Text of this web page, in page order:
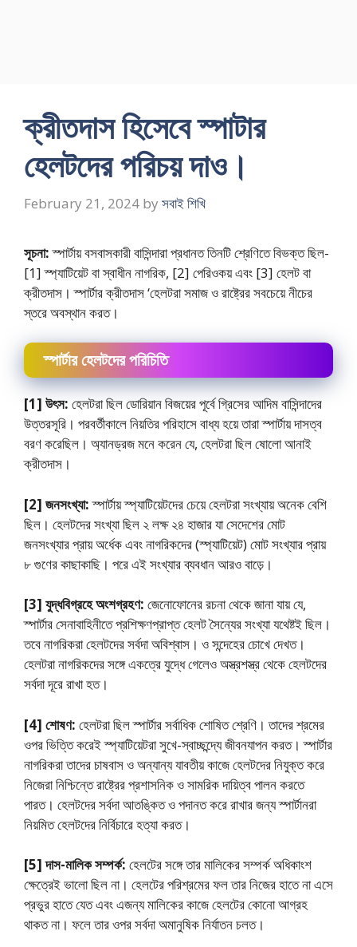
ক্রীতদাস হিসেবে স্পাটার
হেলটদের পরিচয় দাও।
February 21, 2024 by সবাই শিখি
সূচনা:স্পার্টায় বসবাসকারী বাসিন্দারা প্রধানত তিনটি শ্রেণিতে বিভক্ত ছিল-
[1] স্প্যাটিয়েট বা স্বাধীন নাগরিক, [2] পেরিওকয় এবং [3] হেলট বা
ক্রীতদাস। স্পার্টার ক্রীতদাস ‘হেলটরা সমাজ ও রাষ্ট্রের সবচেয়ে নীচের
স্তরে অবস্থান করত।
স্পার্টার হেলটদের পরিচিতি
[1] উৎস: হেলটরা ছিল ডােরিয়ান বিজয়ের পূর্বে গ্রিসের আদিম বাসিন্দাদের
উত্তরসূরি। পরবর্তীকালে নিয়তির পরিহাসে বাধ্য হয়ে তারা স্পার্টায় দাসত্ব
বরণ করেছিল। অ্যানড্রজ মনে করেন যে, হেলটরা ছিল ষােলাে আনাই
ক্রীতদাস।
[2] জনসংখ্যা:স্পার্টায় স্প্যাটিয়েটদের চেয়ে হেলটরা সংখ্যায় অনেক বেশি
ছিল। হেলটদের সংখ্যা ছিল ২ লক্ষ ২৪ হাজার যা সেদেশের মােট
জনসংখ্যার প্রায় অর্ধেক এবং নাগরিকদের (স্প্যাটিয়েট) মােট সংখ্যার প্রায়
৮ গুণের কাছাকাছি। পরে এই সংখ্যার ব্যবধান আরও বাড়ে।
[3] যুদ্ধবিগ্রহে অংশগ্রহণ: জেনােফোনের রচনা থেকে জানা যায় যে,
স্পার্টার সেনাবাহিনীতে প্রশিক্ষণপ্রাপ্ত হেলট সৈন্যের সংখ্যা যথেষ্টই ছিল।
তবে নাগরিকরা হেলটদের সর্বদা অবিশ্বাস। ও সন্দেহের চোখে দেখত।
হেলটরা নাগরিকদের সঙ্গে একত্রে যুদ্ধে গেলেও অস্ত্রশস্ত্র থেকে হেলটদের
সর্বদা দূরে রাখা হত।
[4] শোষণ: হেলটরা ছিল স্পার্টার সর্বাধিক শােষিত শ্রেণি। তাদের শ্রমের
ওপর ভিত্তি করেই স্প্যাটিয়েটরা সুখে-স্বাচ্ছন্দ্যে জীবনযাপন করত। স্পার্টার
নাগরিকরা তাদের চাষবাস ও অন্যান্য যাবতীয় কাজে হেলটদের নিযুক্ত করে
নিজেরা নিশ্চিন্তে রাষ্ট্রের প্রশাসনিক ও সামরিক দায়িত্ব পালন করতে
পারত। হেলটদের সর্বদা আতঙ্কিত ও পদানত করে রাখার জন্য স্পার্টানরা
নিয়মিত হেলটদের নির্বিচারে হত্যা করত।
[5] দাস-মালিক সম্পর্ক: হেলটের সঙ্গে তার মালিকের সম্পর্ক অধিকাংশ
ক্ষেত্রেই ভালাে ছিল না। হেলটের পরিশ্রমের ফল তার নিজের হাতে না এসে
প্রভুর হাতে যেত এবং এজন্য মালিকের কাজে হেলটের কোনাে আগ্রহ
থাকত না। ফলে তার ওপর সর্বদা অমানুষিক নির্যাতন চলত।